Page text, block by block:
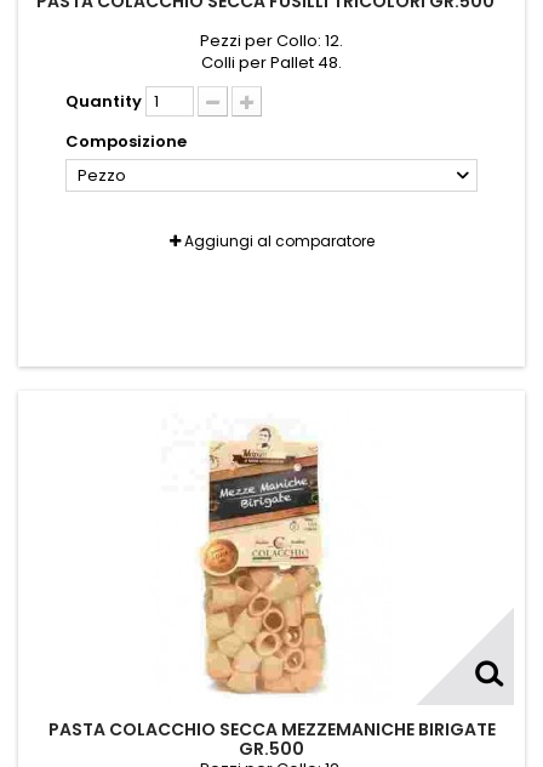
Pezzi per Collo: 12.
Colli per Pallet 48.
Quantity
Composizione
Pezzo
Aggiungi al comparatore
PASTA COLACCHIO SECCA MEZZEMANICHE BIRIGATE
GR.500